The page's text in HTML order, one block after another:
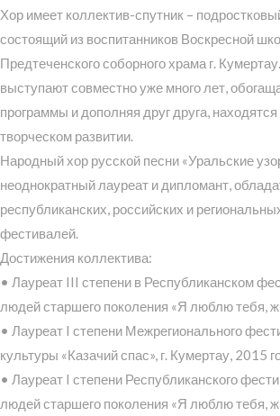
Хор имеет коллектив-спутник –
состоящий из воспитанников Воскресной
Предтеченского соборного храма г.
выступают совместно уже много лет,
программы и дополняя друг друга,
творческом развитии.
Народный хор русской песни «Уральские
неоднократный лауреат и дипломант,
республиканских, российских и
фестивалей.
Достижения коллектива:
• Лауреат III степени в Республиканском
людей старшего поколения «Я люблю тебя,
• Лауреат I степени Межрегионального
культуры «Казачий спас», г. Кумертау, 2015
• Лауреат I степени Республиканского
людей старшего поколения «Я люблю тебя,